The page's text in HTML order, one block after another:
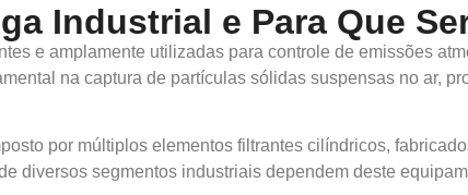
Industrial e Para Que
e amplamente utilizadas para controle de emissões
na captura de partículas sólidas suspensas no ar,
por múltiplos elementos filtrantes cilíndricos,
diversos segmentos industriais dependem deste